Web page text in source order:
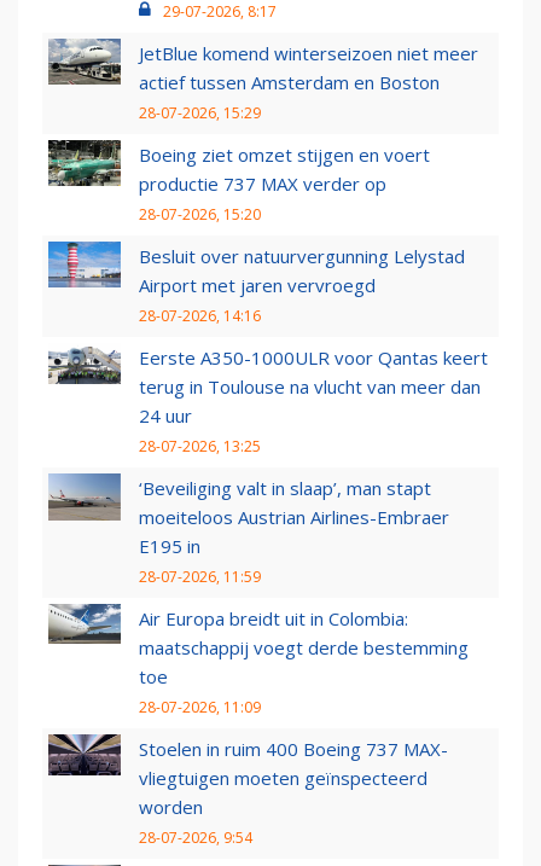
29-07-2026, 8:17
JetBlue komend winterseizoen niet meer
actief tussen Amsterdam en Boston
28-07-2026, 15:29
Boeing ziet omzet stijgen en voert
productie 737 MAX verder op
28-07-2026, 15:20
Besluit over natuurvergunning Lelystad
Airport met jaren vervroegd
28-07-2026, 14:16
Eerste A350-1000ULR voor Qantas keert
terug in Toulouse na vlucht van meer dan
24 uur
28-07-2026, 13:25
‘Beveiliging valt in slaap’, man stapt
moeiteloos Austrian Airlines-Embraer
E195 in
28-07-2026, 11:59
Air Europa breidt uit in Colombia:
maatschappij voegt derde bestemming
toe
28-07-2026, 11:09
Stoelen in ruim 400 Boeing 737 MAX-
vliegtuigen moeten geïnspecteerd
worden
28-07-2026, 9:54